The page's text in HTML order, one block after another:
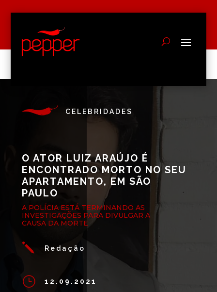
CELEBRIDADES
O ATOR LUIZ ARAÚJO É
ENCONTRADO MORTO NO SEU
APARTAMENTO, EM SÃO
PAULO
A POLÍCIA ESTÁ TERMINANDO AS
INVESTIGAÇÕES PARA DIVULGAR A
CAUSA DA MORTE
j Redação
} 12.09.2021